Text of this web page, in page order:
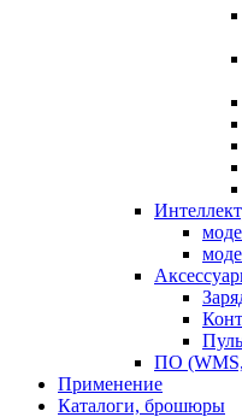
ПО
Применение
Каталоги, брошюры